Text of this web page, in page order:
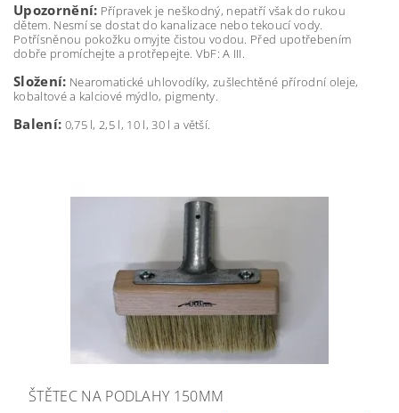
Upozornění: Přípravek je neškodný, nepatří však do rukou
dětem. Nesmí se dostat do kanalizace nebo tekoucí vody.
Potřísněnou pokožku omyjte čistou vodou. Před upotřebením
dobře promíchejte a protřepejte. VbF: A III.
Složení: Nearomatické uhlovodíky, zušlechtěné přírodní oleje,
kobaltové a kalciové mýdlo, pigmenty.
Balení: 0,75 l, 2,5 l, 10 l, 30 l a větší.
ŠTĚTEC NA PODLAHY 150MM